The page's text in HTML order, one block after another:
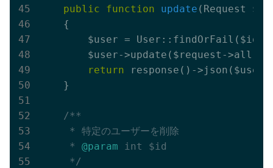
public
function update (Request
{
        $user = User::findOrFail($id);
$user->update($request-
return response()-
    }
/**
     * 特定のユーザーを削除
     *
@param int $id
     */